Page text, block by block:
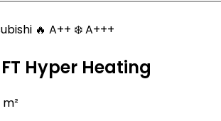
🔥 A++ ❄️ A+++
Hyper Heating